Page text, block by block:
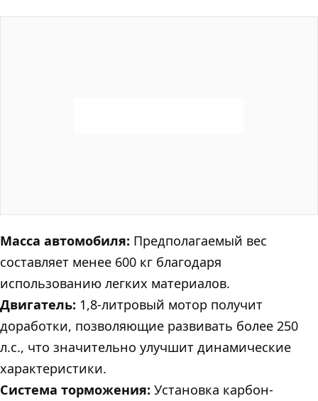
Масса автомобиля: Предполагаемый вес
составляет менее 600 кг благодаря
использованию легких материалов.
Двигатель: 1,8-литровый мотор получит
доработки, позволяющие развивать более 250
л.с., что значительно улучшит динамические
характеристики.
Система торможения: Установка карбон-